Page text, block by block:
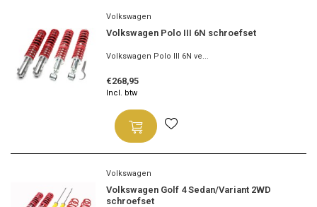
Volkswagen
Volkswagen Polo III 6N schroefset
Volkswagen Polo III 6N ve...
€268,95
Incl. btw
Volkswagen
Volkswagen Golf 4 Sedan/Variant 2WD
schroefset